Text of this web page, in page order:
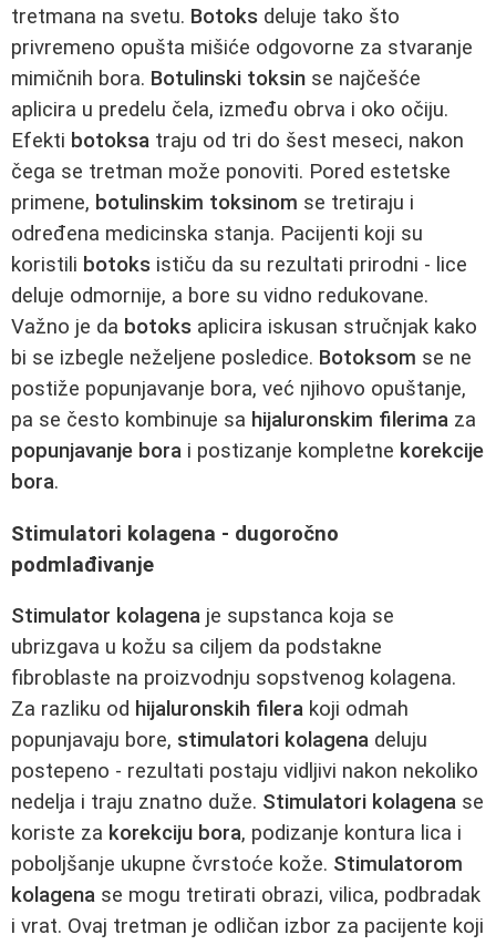
tretmana na svetu. Botoks deluje tako što
privremeno opušta mišiće odgovorne za stvaranje
mimičnih bora. Botulinski toksin se najčešće
aplicira u predelu čela, između obrva i oko očiju.
Efekti botoksa traju od tri do šest meseci, nakon
čega se tretman može ponoviti. Pored estetske
primene, botulinskim toksinom se tretiraju i
određena medicinska stanja. Pacijenti koji su
koristili botoks ističu da su rezultati prirodni - lice
deluje odmornije, a bore su vidno redukovane.
Važno je da botoks aplicira iskusan stručnjak kako
bi se izbegle neželjene posledice. Botoksom se ne
postiže popunjavanje bora, već njihovo opuštanje,
pa se često kombinuje sa hijaluronskim filerima za
popunjavanje bora i postizanje kompletne korekcije
bora.
Stimulatori kolagena - dugoročno
podmlađivanje
Stimulator kolagena je supstanca koja se
ubrizgava u kožu sa ciljem da podstakne
fibroblaste na proizvodnju sopstvenog kolagena.
Za razliku od hijaluronskih filera koji odmah
popunjavaju bore, stimulatori kolagena deluju
postepeno - rezultati postaju vidljivi nakon nekoliko
nedelja i traju znatno duže. Stimulatori kolagena se
koriste za korekciju bora, podizanje kontura lica i
poboljšanje ukupne čvrstoće kože. Stimulatorom
kolagena se mogu tretirati obrazi, vilica, podbradak
i vrat. Ovaj tretman je odličan izbor za pacijente koji